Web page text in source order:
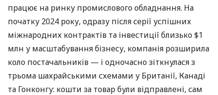
працює на ринку промислового обладнання. На
початку 2024 року, одразу після серії успішних
міжнародних контрактів та інвестиції близько $1
млн у масштабування бізнесу, компанія розширила
коло постачальників — і одночасно зіткнулася з
трьома шахрайськими схемами у Британії, Канаді
та Гонконгу: кошти за товар були відправлені, сам